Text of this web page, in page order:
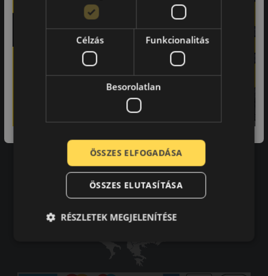
Adatvédelmi tájékoztató
Tudástár
GYIK
Kapcsolat
Impresszum
Elállás a szerződéstől
Célzás Funkcionalitás
Besorolatlan
ÖSSZES ELFOGADÁSA
ÖSSZES ELUTASÍTÁSA
RÉSZLETEK MEGJELENÍTÉSE